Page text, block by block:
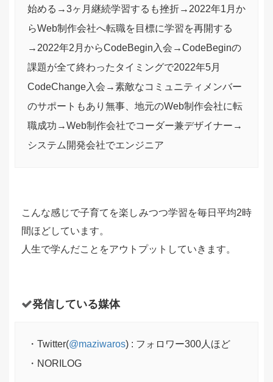
始める→3ヶ月継続学習するも挫折→2022年1月か
らWeb制作会社へ転職を目標に学習を再開する
→2022年2月からCodeBegin入会→CodeBeginの
課題が全て終わったタイミングで2022年5月
CodeChange入会→素敵なコミュニティメンバー
のサポートもあり無事、地元のWeb制作会社に転
職成功→Web制作会社でコーダー兼デザイナー→
システム開発会社でエンジニア
こんな感じで子育てを楽しみつつ学習を毎日平均2時
間ほどしています。
人生で学んだことをアウトプットしていきます。
発信している媒体
・Twitter(@maziwaros) : フォロワー300人ほど
・NORILOG